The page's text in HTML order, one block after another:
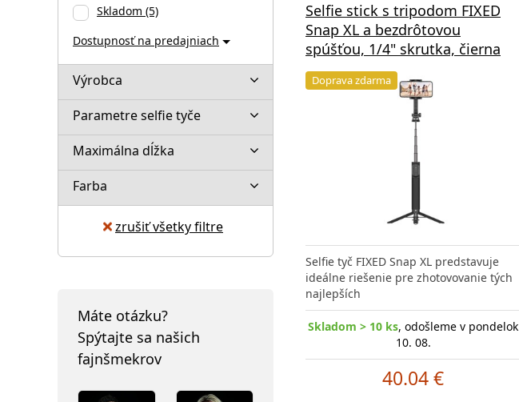
Skladom (5)
Dostupnosť na predajniach
Výrobca
Parametre selfie tyče
Maximálna dĺžka
Farba
zrušiť všetky filtre
Máte otázku?
Spýtajte sa našich
fajnšmekrov
Selfie stick s tripodom FIXED
Snap XL a bezdrôtovou
spúšťou, 1/4" skrutka, čierna
Doprava zdarma
Selfie tyč FIXED Snap XL predstavuje
ideálne riešenie pre zhotovovanie tých
najlepších
Skladom > 10 ks, odošleme v pondelok
10. 08.
40.04 €